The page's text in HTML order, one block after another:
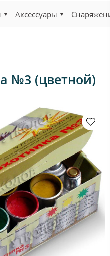
Аксессуары
№3 (цветной)